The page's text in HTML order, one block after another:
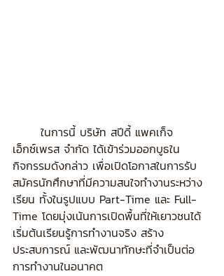
เอ็กซ์เพรส จำกัด ได้เข้าร่วมออกบูธใน
กิจกรรมดังกล่าว เพื่อเปิดโอกาสในการรับ
สมัครนักศึกษาที่มีความสนใจทำงานระหว่าง
เรียน ทั้งในรูปแบบ Part-Time และ Full-
Time โดยมุ่งเน้นการเปิดพื้นที่ให้เยาวชนได้
เริ่มต้นเรียนรู้การทำงานจริง สร้าง
ประสบการณ์ และพัฒนาทักษะที่จำเป็นต่อ
การทำงานในอนาคต